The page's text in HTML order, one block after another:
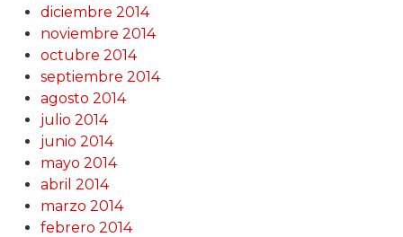
diciembre 2014
noviembre 2014
octubre 2014
septiembre 2014
agosto 2014
julio 2014
junio 2014
mayo 2014
abril 2014
marzo 2014
febrero 2014